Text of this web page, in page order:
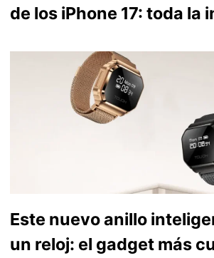
de los iPhone 17: toda la
Este nuevo anillo
un reloj: el gadget más